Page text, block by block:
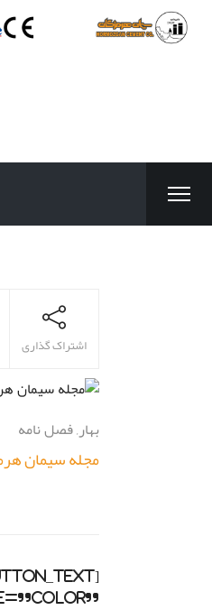
اشتراک گذاری
بهار فصل نامه
مجله سیمان